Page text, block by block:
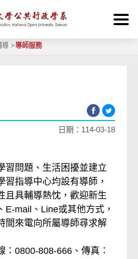
導 >導師服務
日期：114-03-18
習問題、生活困擾並建立
習指導中心均設有導師，
且具輔導熱忱，歡迎新生
E-mail、Line或其他方式，
間來電向所屬導師尋求解
：0800-808-666、傳真：